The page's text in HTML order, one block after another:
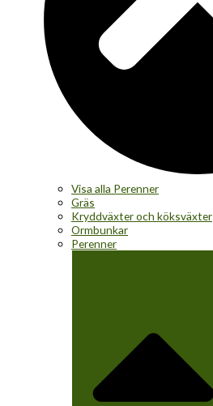
Visa alla Perenner
Gräs
Kryddväxter och köksväxter
Ormbunkar
Perenner